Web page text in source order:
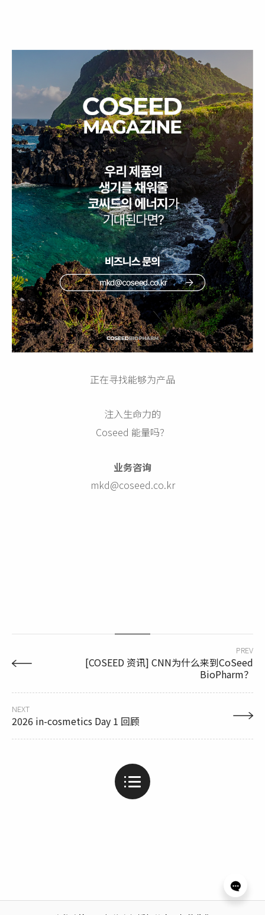
正在寻找能够为产品
注入生命力的
Coseed 能量吗？
业务咨询
mkd@coseed.co.kr
PREV
[COSEED 资讯] CNN为什么来到CoSeed
BioPharm？
NEXT
2026 in-cosmetics Day 1 回顾